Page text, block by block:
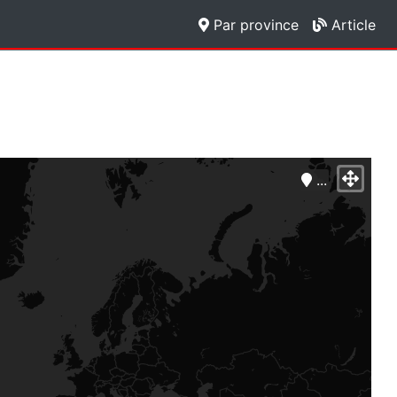
Par province Article
...